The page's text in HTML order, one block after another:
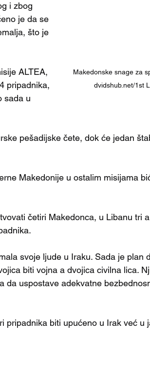
Makedonske snage za
dvidshub.net/1st
i zbog
je da se
što je
ALTEA,
pripadnika,
sada u
pešadijske čete, dok će jedan
Makedonije u ostalim misijama
četiri Makedonca, u Libanu tri
svoje ljude u Iraku. Sada je plan
biti vojna a dvojica civilna lica.
da uspostave adekvatne
pripadnika biti upućeno u Irak već u